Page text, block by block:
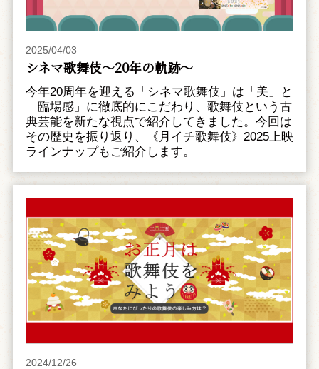
2025/04/03
シネマ歌舞伎～20年の軌跡～
今年20周年を迎える「シネマ歌舞伎」は「美」と
「臨場感」に徹底的にこだわり、歌舞伎という古
典芸能を新たな視点で紹介してきました。今回は
その歴史を振り返り、《月イチ歌舞伎》2025上映
ラインナップもご紹介します。
2024/12/26